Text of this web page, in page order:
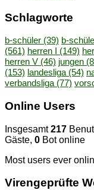
Schlag­wor­te
b-schüler (39) b-
(561) herren I (149)
herren V (46) jungen
(153) landesliga(54)
verbandsliga(77)
On­line Users
Insgesamt217
Gäste, 0 Bot online
Most users ever
Vi­ren­ge­prüf­te